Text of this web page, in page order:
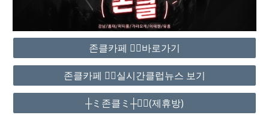
존클카페 ❤️‍🔥바로가기
존클카페 ❤️‍🔥실시간클럽뉴스 보기
┼ミ존클ミ┼❤️‍🔥(제휴방)